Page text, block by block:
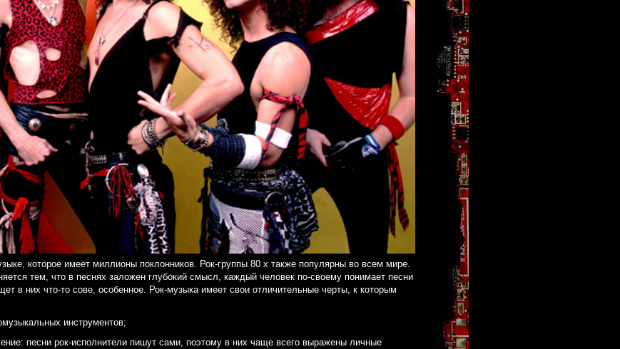
которое имеет миллионы поклонников. Рок-группы 80 х также популярны во всем мире.
тем, что в песнях заложен глубокий смысл, каждый человек по-своему понимает песни
в них что-то сове, особенное. Рок-музыка имеет свои отличительные черты, к которым
инструментов;
песни рок-исполнители пишут сами, поэтому в них чаще всего выражены личные